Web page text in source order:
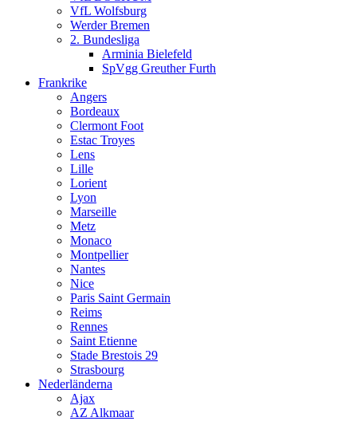
VfL Wolfsburg
Werder Bremen
2. Bundesliga
Arminia Bielefeld
SpVgg Greuther Furth
Frankrike
Angers
Bordeaux
Clermont Foot
Estac Troyes
Lens
Lille
Lorient
Lyon
Marseille
Metz
Monaco
Montpellier
Nantes
Nice
Paris Saint Germain
Reims
Rennes
Saint Etienne
Stade Brestois 29
Strasbourg
Nederländerna
Ajax
AZ Alkmaar